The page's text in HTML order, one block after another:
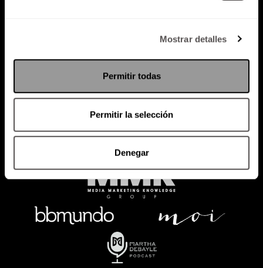
Mostrar detalles
Permitir todas
Permitir la selección
Denegar
Política de Privacidad
PODCAST RADIO MARTHA EVENTOS
SACA TU ID